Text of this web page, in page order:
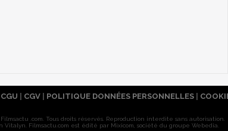
CGU CGV POLITIQUE DONNÉES PERSONNELLES
Filmsactu .com. Tous droits réservés. Reproduction interdite sans autorisation.
Vitalyn . Filmsactu .com est édité par Mixicom, société du groupe Webedia.